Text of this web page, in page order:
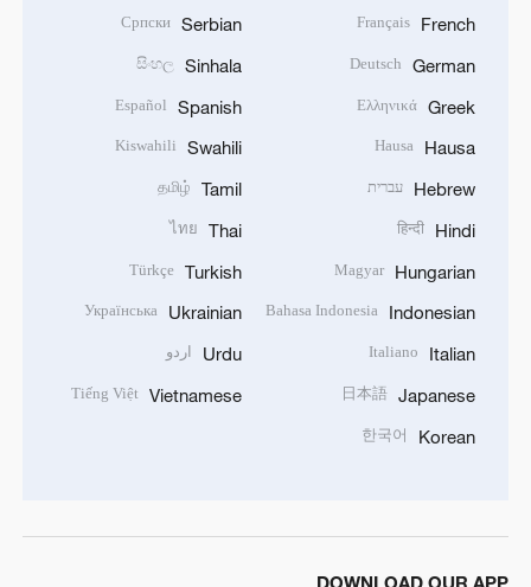
French
Français
German
Deutsch
Greek
Ελληνικά
Hausa
Hausa
Hebrew עברית
Hindi
हिन्दी
Hungarian
Magyar
Indonesian
Bahasa Indonesia
Italian
Italiano
Japanese
日本語
Korean
한국어
Serbian
Српски
Sinhala
සිංහල
Spanish
Español
Swahili
Kiswahili
Tamil
தமிழ்
Thai
ไทย
Turkish
Türkçe
Ukrainian
Українська
Urdu اردو
Vietnamese
Tiếng Việt
DOWNLOAD OUR APP